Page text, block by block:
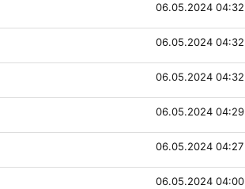
06.05.2024 04:32
06.05.2024 04:32
06.05.2024 04:32
06.05.2024 04:29
06.05.2024 04:27
06.05.2024 04:00